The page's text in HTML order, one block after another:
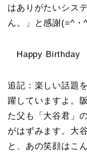
はありがたいシス
ん。」と感謝(=^・
Happy Birthday
追記：楽しい話題
躍していますよ。
た父も「大谷君」
がはずみます。大
と、あの笑顔はこ